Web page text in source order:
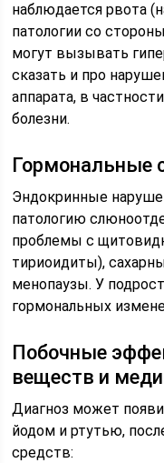
наблюдается рвота
патологии со
могут вызывать
сказать и про
аппарата, в
болезни.
Гормональные
Эндокринные
патологию
проблемы с
тириоидиты),
менопаузы. У
гормональных
Побочные
веществ и
Диагноз может
йодом и ртутью,
средств: